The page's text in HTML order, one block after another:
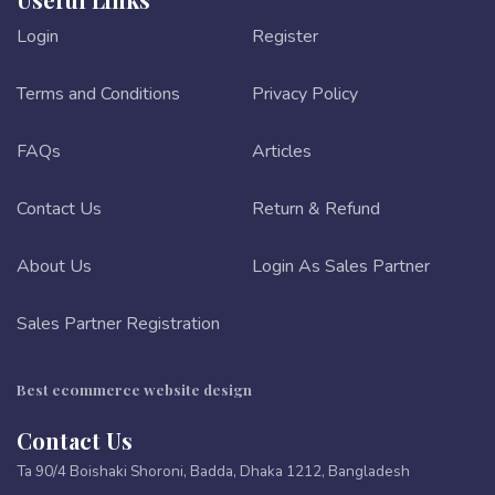
Login Register
Terms and Conditions Privacy Policy
FAQs Articles
Contact Us Return & Refund
About Us Login As Sales Partner
Sales Partner Registration
Best ecommerce website design
Contact Us
Ta 90/4 Boishaki Shoroni, Badda, Dhaka 1212, Bangladesh